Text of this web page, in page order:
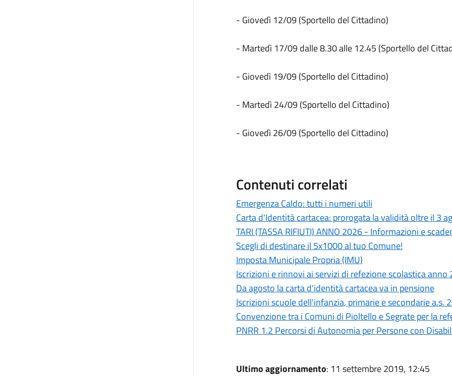
- Giovedì 12/09 (Sportello del Cittadino)
- Martedì 17/09 dalle 8.30 alle 12.45 (Sportello del
- Giovedì 19/09 (Sportello del Cittadino)
- Martedì 24/09 (Sportello del Cittadino)
- Giovedì 26/09 (Sportello del Cittadino)
Contenuti correlati
Emergenza Caldo: tutti i numeri utili
Carta d'Identità cartacea: prorogata la validità oltre il 3
TARI (TASSA RIFIUTI) ANNO 2026 - Informazioni e
Scegli di destinare il 5x1000 al tuo Comune!
Imposta Municipale Propria (IMU)
Iscrizioni e rinnovi ai servizi di refezione scolastica
Da agosto la carta d'identità cartacea va in pensione
Iscrizioni scuole dell'infanzia, primarie e secondarie a.s.
Convenzione tra i Comuni di Pioltello e Segrate per la
PNRR 1.2 Percorsi di Autonomia per Persone con
Ultimo aggiornamento: 11 settembre 2019, 12:45